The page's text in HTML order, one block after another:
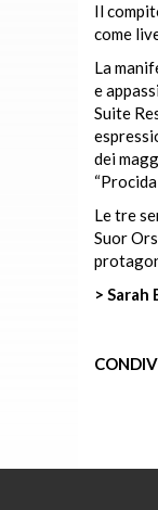
Il
come
La
e
Suite
dei
Le tre
Suor
>